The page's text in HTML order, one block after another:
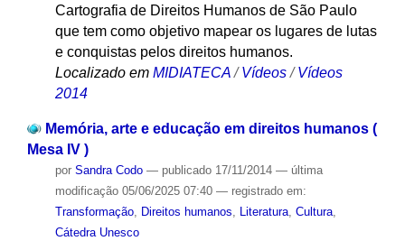
Cartografia de Direitos Humanos de São Paulo
que tem como objetivo mapear os lugares de lutas
e conquistas pelos direitos humanos.
Localizado em MIDIATECA / Vídeos / Vídeos
2014
Memória, arte e educação em direitos humanos (
Mesa IV )
por Sandra Codo — publicado17/11/2014 — última
modificação05/06/2025 07:40 — registrado em:
Transformação, Direitos humanos, Literatura, Cultura,
Cátedra Unesco